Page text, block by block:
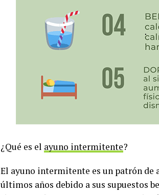
¿Qué es el ayuno intermitente?
El ayuno intermitente es un patrón de
últimos años debido a sus supuestos